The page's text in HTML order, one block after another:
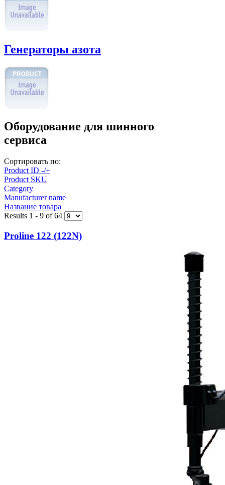
Генераторы азота
Оборудование для шинного
сервиса
Сортировать по:
Product ID -/+
Product SKU
Category
Manufacturer name
Название товара
Results 1 - 9 of 64
Proline 122 (122N)